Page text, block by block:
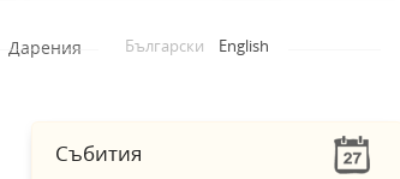
Български English
Дарения
Събития